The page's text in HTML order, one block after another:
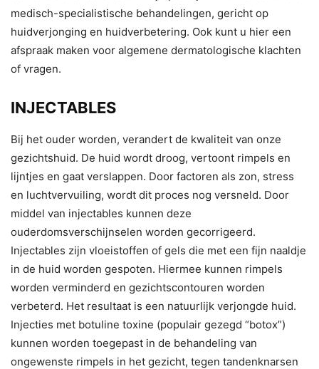
medisch-specialistische behandelingen, gericht op
huidverjonging en huidverbetering. Ook kunt u hier een
afspraak maken voor algemene dermatologische klachten
of vragen.
INJECTABLES
Bij het ouder worden, verandert de kwaliteit van onze
gezichtshuid. De huid wordt droog, vertoont rimpels en
lijntjes en gaat verslappen. Door factoren als zon, stress
en luchtvervuiling, wordt dit proces nog versneld. Door
middel van injectables kunnen deze
ouderdomsverschijnselen worden gecorrigeerd.
Injectables zijn vloeistoffen of gels die met een fijn naaldje
in de huid worden gespoten. Hiermee kunnen rimpels
worden verminderd en gezichtscontouren worden
verbeterd. Het resultaat is een natuurlijk verjongde huid.
Injecties met botuline toxine (populair gezegd “botox”)
kunnen worden toegepast in de behandeling van
ongewenste rimpels in het gezicht, tegen tandenknarsen